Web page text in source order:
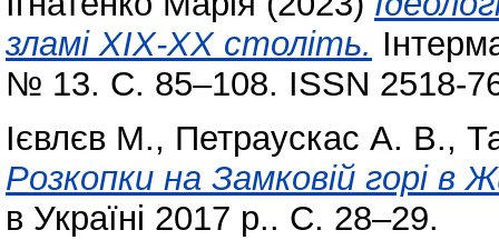
зламі ХІХ-ХХ століть.
№ 13. С. 85–108. ISSN 2518-
Ієвлєв М., Петраускас А. В.,
Розкопки на Замковій горі в
в Україні 2017 р.. С. 28–29.